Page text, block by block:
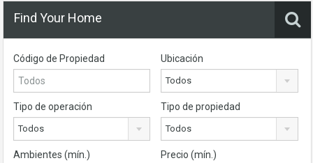
Find Your Home
Código de Propiedad Ubicación
Todos
Tipo de operación
Todos
Tipo de propiedad
Todos
Ambientes (mín.) Precio (mín.)